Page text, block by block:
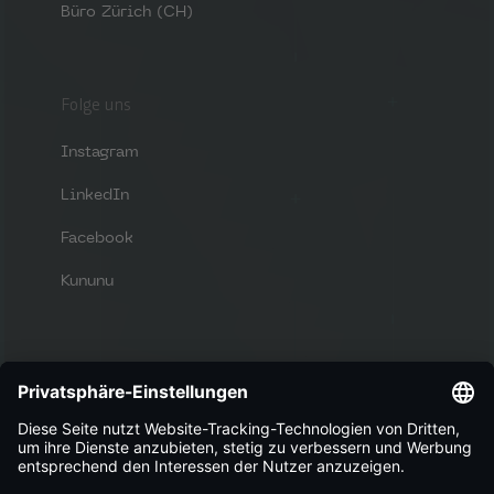
Büro Zürich (CH)
Folge uns
Instagram
LinkedIn
Facebook
Kununu
Herausforderungen und einem tollen
Arbeitsumfeld?